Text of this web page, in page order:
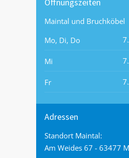
Maintal und Bruchköbel
Mo, Di, Do
Mi
Fr
Adressen
Standort Maintal:
Am Weides 67 - 63477